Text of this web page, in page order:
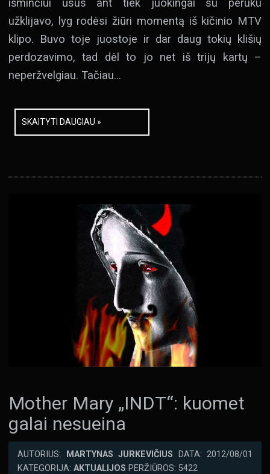
išminčiui ūsus ant tiek juokingai su peruku
užklijavo, lyg rodėsi žiūri momentą iš kičinio MTV
klipo. Buvo toje juostoje ir dar daug tokių klišių
perdozavimo, tad dėl to jo net iš trijų kartų –
neperžvelgiau. Tačiau…
SKAITYTI DAUGIAU »
Mother Mary „INDT“: kuomet
galai nesueina
AUTORIUS: MARTYNAS JURKEVIČIUS DATA: 2012/08/01
KATEGORIJA: AKTUALIJOS PERŽIŪROS: 5422